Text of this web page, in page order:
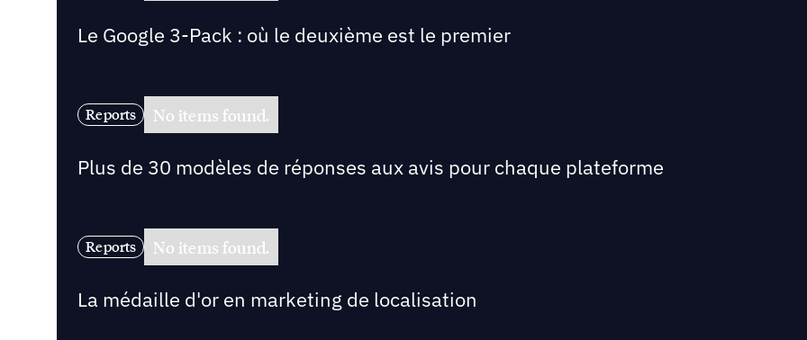
Le Google 3-Pack : où le deuxième est le premier
Reports No items found.
Plus de 30 modèles de réponses aux avis pour chaque plateforme
Reports No items found.
La médaille d'or en marketing de localisation